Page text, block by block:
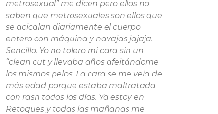
metrosexual” me dicen pero ellos no
saben que metrosexuales son ellos que
se acicalan diariamente el cuerpo
entero con máquina y navajas jajaja.
Sencillo. Yo no tolero mi cara sin un
“clean cut y llevaba años afeitándome
los mismos pelos. La cara se me veía de
más edad porque estaba maltratada
con rash todos los días. Ya estoy en
Retoques y todas las mañanas me